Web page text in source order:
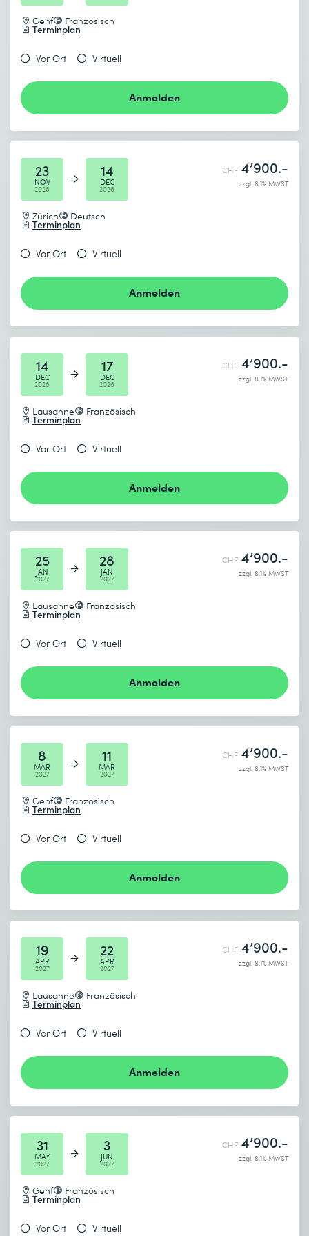
Management von Sicherheitsvorfällen
Beweissicherung und Forensik
Genf Französisch
Terminplan
Vor Ort Virtuell
Anmelden
23
NOV
2026
14
DEC
2026
Zürich Deutsch
Terminplan
CHF 4’900.-
zzgl. 8.1% MWST
Vor Ort Virtuell
Anmelden
14
DEC
2026
17
DEC
2026
Lausanne Französisch
Terminplan
CHF 4’900.-
zzgl. 8.1% MWST
Vor Ort Virtuell
Anmelden
25
JAN
2027
28
JAN
2027
Lausanne Französisch
Terminplan
CHF 4’900.-
zzgl. 8.1% MWST
Vor Ort Virtuell
Anmelden
8
MAR
2027
11
MAR
2027
Genf Französisch
Terminplan
CHF 4’900.-
zzgl. 8.1% MWST
Vor Ort Virtuell
Anmelden
19
APR
2027
22
APR
2027
Lausanne Französisch
Terminplan
CHF 4’900.-
zzgl. 8.1% MWST
Vor Ort Virtuell
Anmelden
31
MAY
2027
3
JUN
2027
Genf Französisch
Terminplan
CHF 4’900.-
zzgl. 8.1% MWST
Vor Ort Virtuell